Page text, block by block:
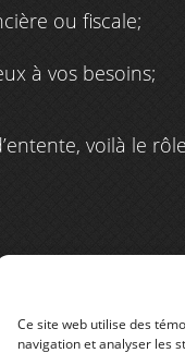
Ce site web utilise des
navigation et analyser les
ou fiscale;
à vos besoins;
voilà le